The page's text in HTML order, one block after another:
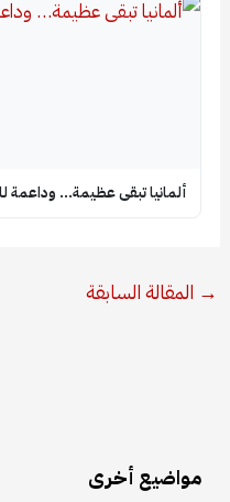
ألمانيا تبقى عظيمة… وداعمة
→المقالة السابقة
مواضيع أخرى